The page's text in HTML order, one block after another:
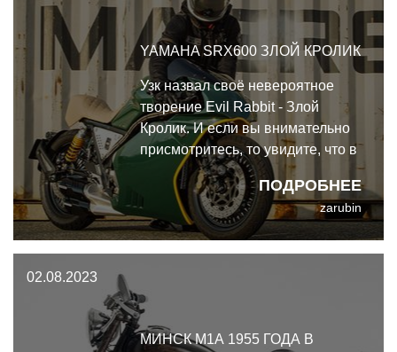
YAMAHA SRX600 ЗЛОЙ КРОЛИК
ПОДРОБНЕЕ
Узк назвал своё невероятное
творение Evil Rabbit - Злой
Кролик. И если вы внимательно
присмотритесь, то увидите, что в
его левом ухе имеется пиратская
серьга - ещё одна отсылка к
моде 80-х. Кастом на базе
Yamaha SRX600.
zarubin
02.08.2023
МИНСК М1А 1955 ГОДА В